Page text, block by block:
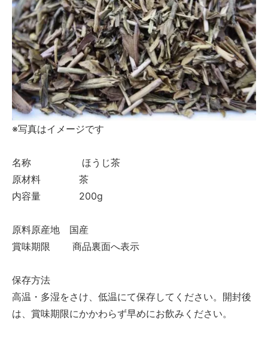
※写真はイメージです
名称 ほうじ茶
原材料 茶
内容量 200g
原料原産地 国産
賞味期限 商品裏面へ表示
保存方法
高温・多湿をさけ、低温にて保存してください。開封後
は、賞味期限にかかわらず早めにお飲みください。